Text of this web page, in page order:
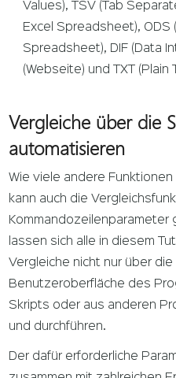
Values), TSV (Tab
Excel Spreadsheet), ODS
Spreadsheet), DIF (Data
(Webseite) und TXT (Plain
Vergleiche über die
automatisieren
Wie viele andere
kann auch die
Kommandozeilenparameter
lassen sich alle in diesem
Vergleiche nicht nur über die
Benutzeroberfläche des
Skripts oder aus anderen
und durchführen.
Der dafür erforderliche